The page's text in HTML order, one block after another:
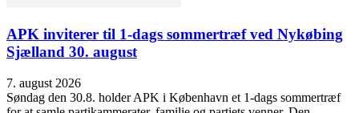
APK inviterer til 1-dags sommertræf ved Nykøbing
Sjælland 30. august
7. august 2026
Søndag den 30.8. holder APK i København et 1-dags sommertræf